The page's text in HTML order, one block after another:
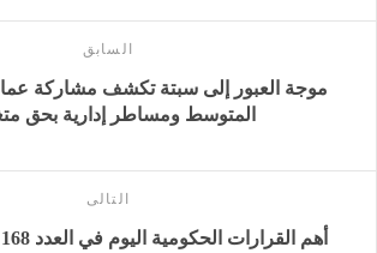
السابق
موجة العبور إلى سبتة تكشف مشاركة
المتوسط ومساطر إدارية بحق
التالى